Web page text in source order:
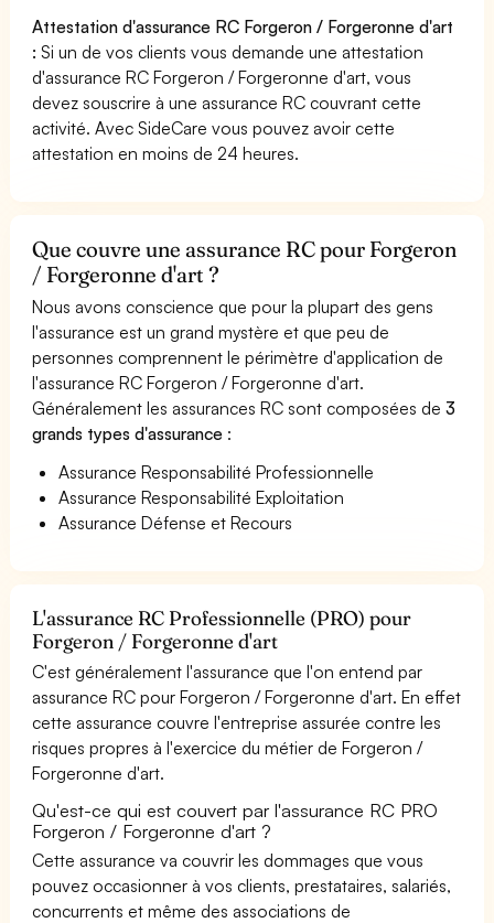
Attestation d'assurance RC Forgeron / Forgeronne d'art
: Si un de vos clients vous demande une attestation
d'assurance RC Forgeron / Forgeronne d'art, vous
devez souscrire à une assurance RC couvrant cette
activité. Avec SideCare vous pouvez avoir cette
attestation en moins de 24 heures.
Que couvre une assurance RC pour Forgeron
/ Forgeronne d'art ?
Nous avons conscience que pour la plupart des gens
l'assurance est un grand mystère et que peu de
personnes comprennent le périmètre d'application de
l'assurance RC Forgeron / Forgeronne d'art.
Généralement les assurances RC sont composées de3
grands types d'assurance :
Assurance Responsabilité Professionnelle
Assurance Responsabilité Exploitation
Assurance Défense et Recours
L'assurance RC Professionnelle (PRO) pour
Forgeron / Forgeronne d'art
C'est généralement l'assurance que l'on entend par
assurance RC pour Forgeron / Forgeronne d'art. En effet
cette assurance couvre l'entreprise assurée contre les
risques propres à l'exercice du métier de Forgeron /
Forgeronne d'art.
Qu'est-ce qui est couvert par l'assurance RC PRO
Forgeron / Forgeronne d'art ?
Cette assurance va couvrir les dommages que vous
pouvez occasionner à vos clients, prestataires, salariés,
concurrents et même des associations de